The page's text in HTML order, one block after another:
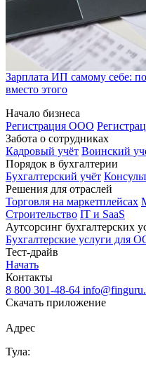
Зарплата ИП самому себе:
вместо этого
Начало бизнеса
Регистрация ООО
Забота о сотрудниках
Кадровый учёт Воинский
Порядок в бухгалтерии
Бухгалтерский учёт
Решения для отраслей
Торговля на маркетплейсах
Строительство IT и SaaS
Аутсорсинг бухгалтерских
Бухгалтерские услуги для
Тест-драйв
Начать
Контакты
8 800 301-48-64
Скачать приложение
Адрес
Тула: